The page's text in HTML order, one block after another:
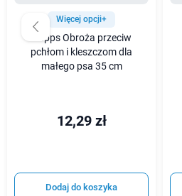
Więcej opcji+
Happs Obroża przeciw
pchłom i kleszczom dla
małego psa 35 cm
12,29 zł
Dodaj do koszyka